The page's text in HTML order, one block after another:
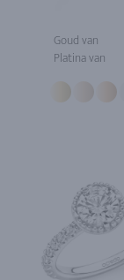
Goud van
Platina van